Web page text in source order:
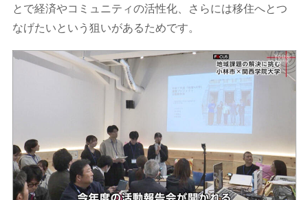
とで経済やコミュニティの活性化、さらには移住へとつ
なげたいという狙いがあるためです。